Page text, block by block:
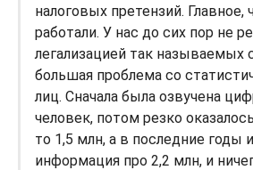
налоговых претензий.
работали. У нас до сих пор не
легализацией так называемых
большая проблема со
лиц. Сначала была озвучена
человек, потом резко
то 1,5 млн, а в последние годы
информация про 2,2 млн, и